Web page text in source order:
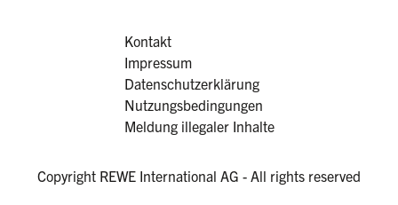
Kontakt
Impressum
Datenschutzerklärung
Nutzungsbedingungen
Meldung illegaler Inhalte
Copyright REWE International AG - All rights reserved